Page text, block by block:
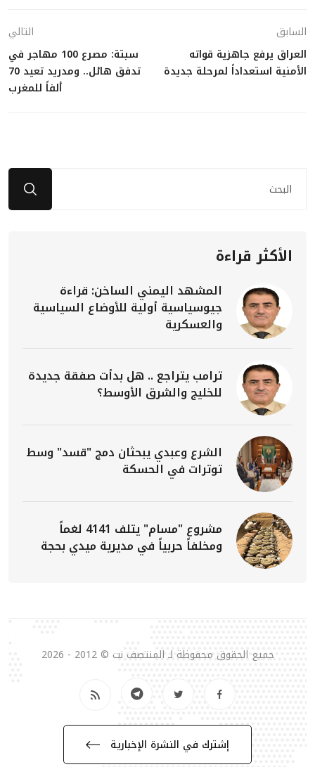
السابق
العراق يرفع جاهزية قواته
الأمنية استعداداً لمرحلة جديدة
التالي
سبتة: مصرع 100 مهاجر في
تدفق هائل.. ومدريد تعيد 70
ألفاً للمغرب
الأكثر قراءة
المشهد اليمني الساخن: قراءة
جيوسياسية أولية للأوضاع السياسية
والعسكرية
ترامب يتراجع .. هل بدأت صفقة جديدة
للخليج والشرق الأوسط؟
الشرع وعبدي يبحثان دمج "قسد" وسط
توترات في الحسكة
مشروع "مسام" يتلف 4141 لغماً
ومخلفاً حربياً في مديرية ميدي بحجة
جميع الحقوق محفوظة لـ المنتصف نت © 2012 - 2026
إشترك في النشرة الإخبارية